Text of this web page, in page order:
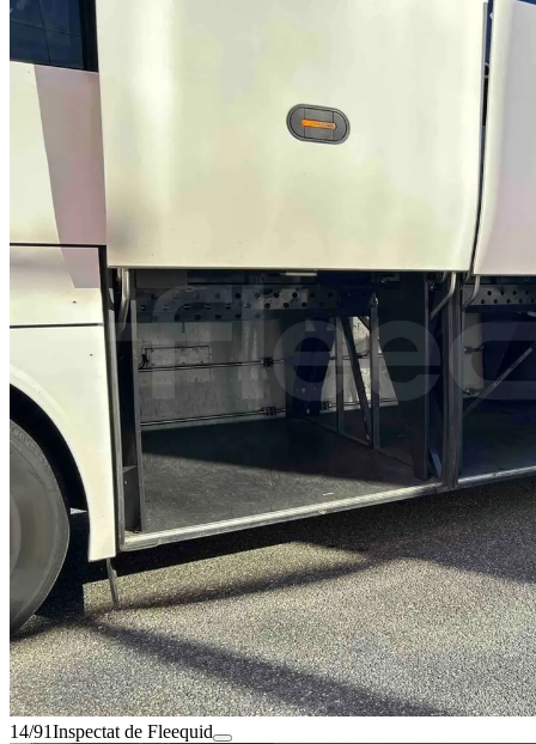
14/91Inspectat de Fleequid